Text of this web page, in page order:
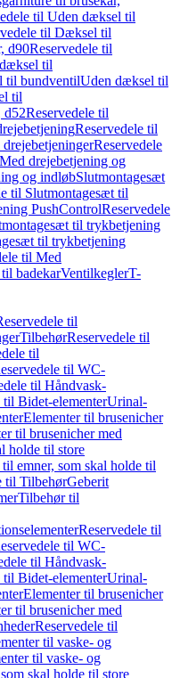
til Uden dæksel til
til Dæksel til
d90Reservedele til
til
til bundventilUden dæksel til
til
d52Reservedele til
Reservedele til
Reservedele
Med drejebetjening og
og indløbSlutmontagesæt
til Slutmontagesæt til
PushControlReservedele
til trykbetjening
til trykbetjening
til Med
badekarVentilkeglerT-
til
TilbehørReservedele til
til
til WC-
til Håndvask-
til Bidet-elementerUrinal-
Elementer til brusenicher
til brusenicher med
holde til store
emner, som skal holde til
til TilbehørGeberit
Tilbehør til
Reservedele til
til WC-
til Håndvask-
til Bidet-elementerUrinal-
Elementer til brusenicher
til brusenicher med
Reservedele til
til vaske- og
til vaske- og
skal holde til store